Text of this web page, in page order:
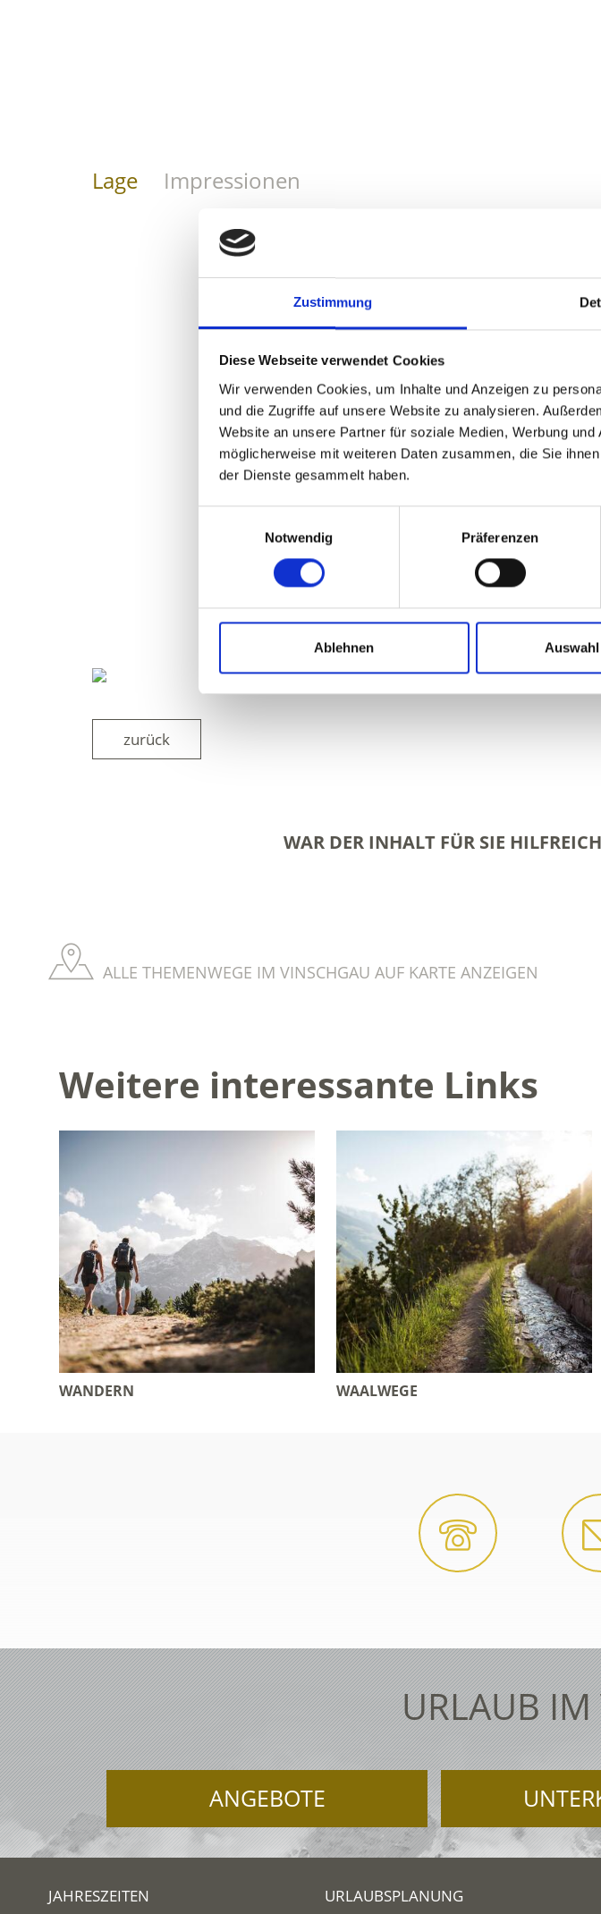
Zustimmung
Diese Webseite verwendet Cookies
Wir verwenden Cookies, um Inhalte und Anzeigen zu
und die Zugriffe auf unsere Website zu analysieren.
Website an unsere Partner für soziale Medien, Werbung
möglicherweise mit weiteren Daten zusammen, die Sie
der Dienste gesammelt haben.
Notwendig
Präferenzen
Ablehnen
Lage Impressionen
zurück
WAR DER INHALT FÜR SIE
ALLE THEMENWEGE IM VINSCHGAU AUF KARTE ANZEIGEN
Weitere interessante Links
WANDERN WAALWEGE
URLAUB
ANGEBOTE
JAHRESZEITEN URLAUBSPLANUNG